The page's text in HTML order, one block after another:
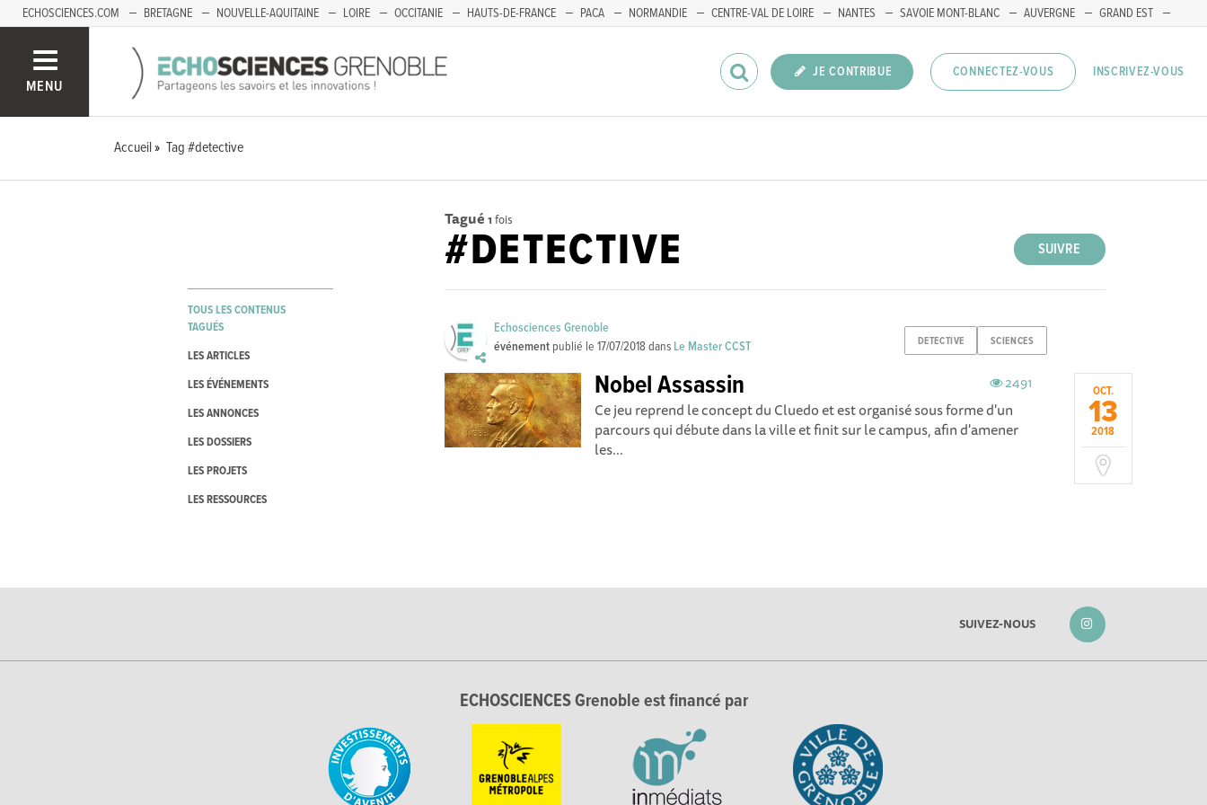
ECHOSCIENCES.COM BRETAGNE NOUVELLE-AQUITAINE LOIRE OCCITANIE HAUTS-DE-FRANCE PACA NORMANDIE CENTRE-VAL DE LOIRE NANTES SAVOIE MONT-BLANC AUVERGNE
GRAND EST
MENU
JE CONTRIBUE CONNECTEZ-VOUS INSCRIVEZ-VOUS
Accueil Tag #detective
TOUS LES CONTENUS
TAGUÉS
LES ARTICLES
LES ÉVÉNEMENTS
LES ANNONCES
LES DOSSIERS
LES PROJETS
LES RESSOURCES
Tagué 1 fois
SUIVRE
#DETECTIVE
DETECTIVE SCIENCES
Echosciences Grenoble
événement publié le17/07/2018 dans Le Master CCST
OCT.
13
2018
2491
Nobel Assassin
Ce jeu reprend le concept du Cluedo et est organisé sous forme d'un
parcours qui débute dans la ville et finit sur le campus, afin d'amener
les...
SUIVEZ-NOUS
ECHOSCIENCES Grenoble est financé par